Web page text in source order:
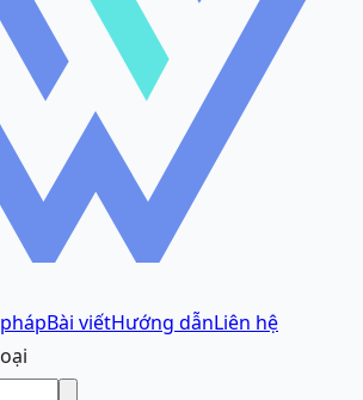
Bài viếtHướng dẫnLiên hệ